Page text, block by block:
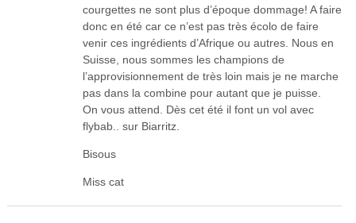
courgettes ne sont plus d’époque dommage! A faire
donc en été car ce n’est pas très écolo de faire
venir ces ingrédients d’Afrique ou autres. Nous en
Suisse, nous sommes les champions de
l’approvisionnement de très loin mais je ne marche
pas dans la combine pour autant que je puisse.
On vous attend. Dès cet été il font un vol avec
flybab.. sur Biarritz.
Bisous
Miss cat